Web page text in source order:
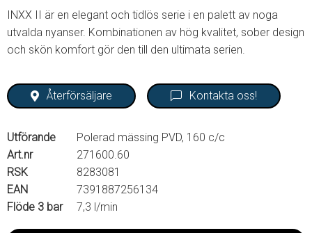
INXX II är en elegant och tidlös serie i en palett av noga
utvalda nyanser. Kombinationen av hög kvalitet, sober design
och skön komfort gör den till den ultimata serien.
Återförsäljare Kontakta oss!
Utförande
Polerad mässing PVD, 160 c/c
Art.nr
271600.60
RSK
8283081
EAN
7391887256134
Flöde 3 bar
7,3 l/min